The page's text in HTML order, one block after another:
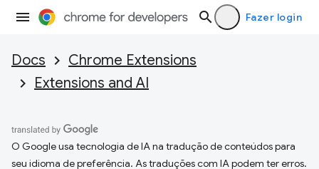
Fazer login
Docs
Chrome Extensions
Extensions and AI
O Google usa tecnologia de IA na tradução de conteúdos para
seu idioma de preferência. As traduções com IA podem ter erros.